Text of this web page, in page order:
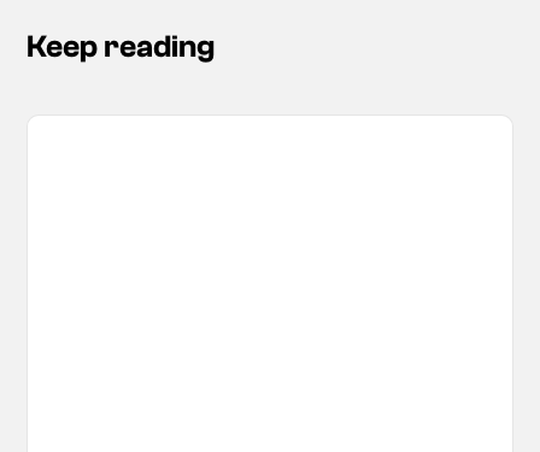
Keep reading